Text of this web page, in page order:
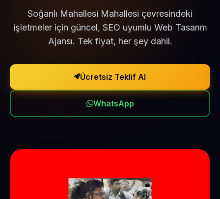
Soğanlı Mahallesi Mahallesi çevresindeki
işletmeler için güncel, SEO uyumlu Web Tasarım
Ajansı. Tek fiyat, her şey dahil.
Ücretsiz Teklif Al
WhatsApp